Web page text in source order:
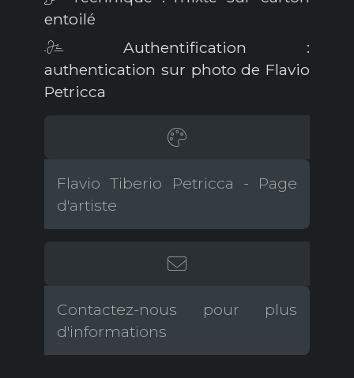
entoilé
Authentification :
authentication sur photo de Flavio
Petricca
Flavio Tiberio Petricca - Page
d'artiste
Contactez-nous pour plus
d'informations